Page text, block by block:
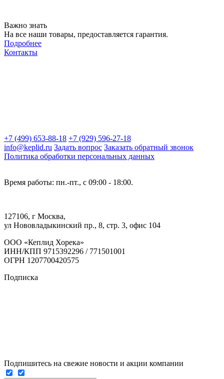
Важно знать
На все наши товары, предоставляется гарантия.
Подробнее
Контакты
+7 (499) 653-88-18 +7 (929) 596-27-18
info@keplid.ru Задать вопрос Заказать обратный звонок
Политика обработки персональных данных
Время работы: пн.-пт., с 09:00 - 18:00.
127106, г Москва,
ул Нововладыкинский пр., 8, стр. 3, офис 104
ООО «Кеплид Хорека»
ИНН/КПП 9715392296 / 771501001
ОГРН 1207700420575
Подписка
Подпишитесь на свежие новости и акции компании